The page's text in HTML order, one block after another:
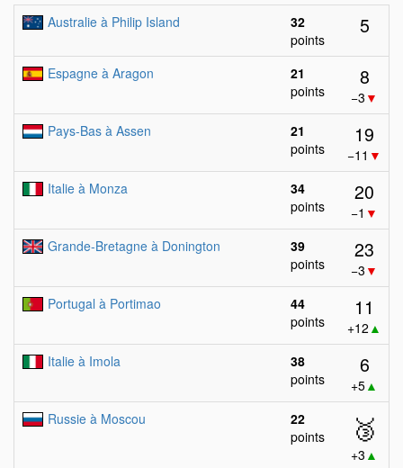
Australie à Philip Island
32
points
5
Espagne à Aragon
21
points
8
−3 ▼
Pays-Bas à Assen
21
points
19
−11 ▼
Italie à Monza
34
points
20
−1 ▼
Grande-Bretagne à Donington
39
points
23
−3 ▼
Portugal à Portimao
44
points
11
+12 ▲
Italie à Imola
38
points
6
+5▲
Russie à Moscou
22
points
🥉
+3 ▲